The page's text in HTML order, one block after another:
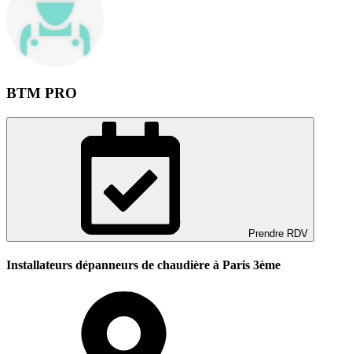
BTM PRO
Prendre RDV
Installateurs dépanneurs de chaudière à Paris 3ème